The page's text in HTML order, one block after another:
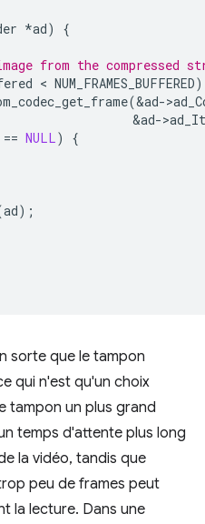
*ad)
{
from the compressed
< NUM_FRAMES_BUFFERED)
(&ad->
&ad->
== NULL)
{
ad);
sorte que le tampon
qui n'est qu'un choix
tampon un plus grand
temps d'attente plus long
la vidéo, tandis que
peu de frames peut
la lecture. Dans une